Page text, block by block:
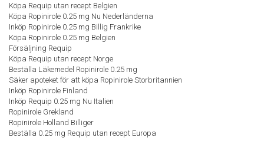
Köpa Requip utan recept Belgien
Köpa Ropinirole 0.25 mg Nu Nederländerna
Inköp Ropinirole 0.25 mg Billig Frankrike
Köpa Ropinirole 0.25 mg Belgien
Försäljning Requip
Köpa Requip utan recept Norge
Beställa Läkemedel Ropinirole 0.25 mg
Säker apoteket för att köpa Ropinirole Storbritannien
Inköp Ropinirole Finland
Inköp Requip 0.25 mg Nu Italien
Ropinirole Grekland
Ropinirole Holland Billiger
Beställa 0.25 mg Requip utan recept Europa